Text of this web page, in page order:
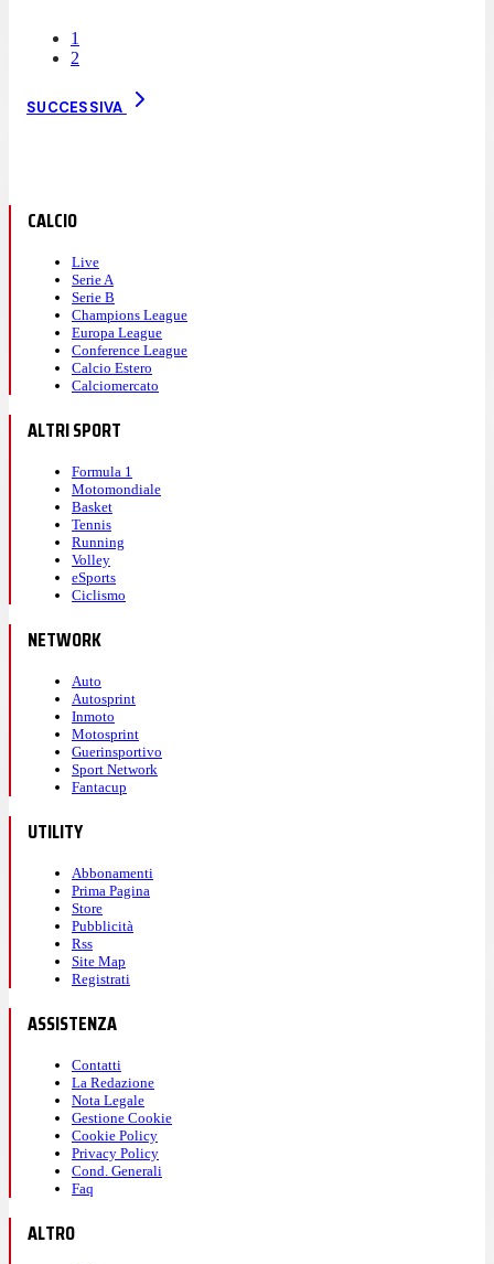
1
2
SUCCESSIVA
CALCIO
Live
Serie A
Serie B
Champions League
Europa League
Conference League
Calcio Estero
Calciomercato
ALTRI SPORT
Formula 1
Motomondiale
Basket
Tennis
Running
Volley
eSports
Ciclismo
NETWORK
Auto
Autosprint
Inmoto
Motosprint
Guerinsportivo
Sport Network
Fantacup
UTILITY
Abbonamenti
Prima Pagina
Store
Pubblicità
Rss
Site Map
Registrati
ASSISTENZA
Contatti
La Redazione
Nota Legale
Gestione Cookie
Cookie Policy
Privacy Policy
Cond. Generali
Faq
ALTRO